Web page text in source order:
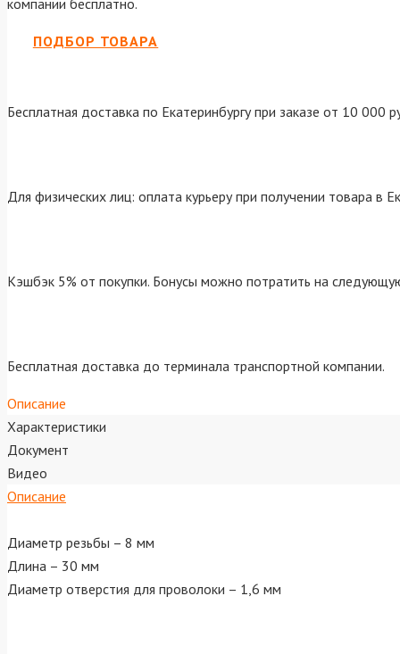
компании бесплатно.
ПОДБОР ТОВАРА
Бесплатная доставка по Екатеринбургу при заказе от 10 000
Для физических лиц: оплата курьеру при получении товара в
Кэшбэк 5% от покупки. Бонусы можно потратить на
Бесплатная доставка до терминала транспортной компании.
Описание
Характеристики
Документ
Видео
Описание
Диаметр резьбы – 8 мм
Длина – 30 мм
Диаметр отверстия для проволоки – 1,6 мм